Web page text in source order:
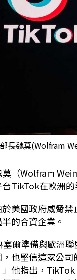
長魏莫(Wolfram
（Wolfram
TikTok在歐洲
美國政府威脅
的合資企業。
爾準備與歐洲
也堅信這家公
他指出，